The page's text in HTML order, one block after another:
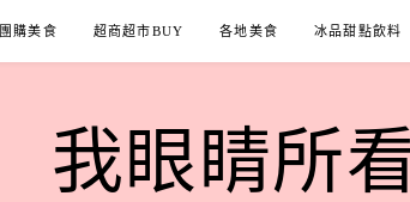
團購美食 超商超市BUY 各地美食 冰品甜點飲料
我眼睛所看